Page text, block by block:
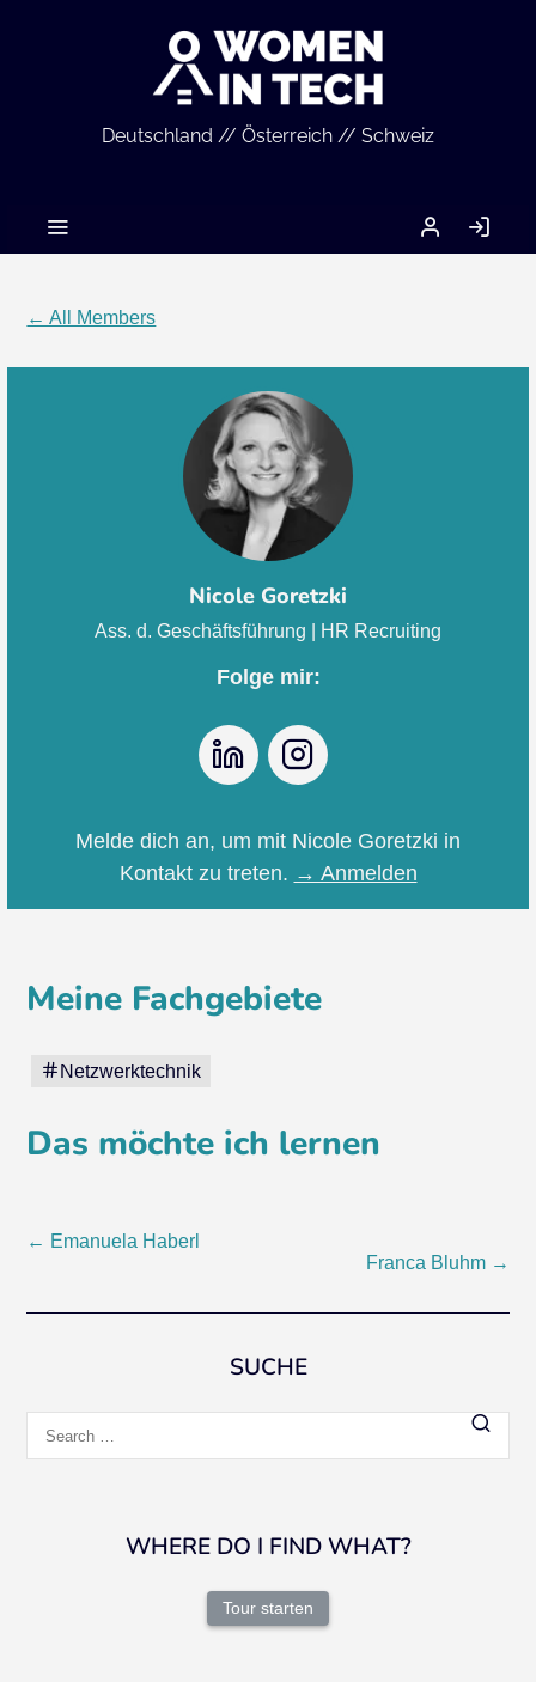
Deutschland // Österreich // Schweiz
MEIN
ACCOUNT
IN
← All Members
Nicole Goretzki
Ass. d. Geschäftsführung | HR Recruiting
Folge mir:
LinkedIn
Melde dich an, um mit Nicole Goretzki in
Kontakt zu treten. → Anmelden
Meine Fachgebiete
Netzwerktechnik
Das möchte ich lernen
Post
← Emanuela Haberl
Franca Bluhm →
SUCHE
for:
WHERE DO I FIND WHAT?
Tour starten